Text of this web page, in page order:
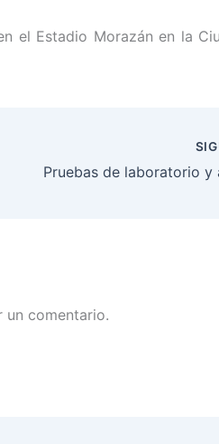
el Estadio Morazán en la
un comentario.